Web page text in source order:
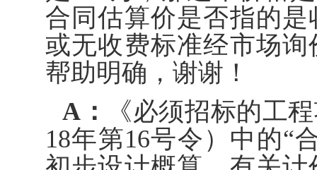
合同估算价是否指的
或无收费标准经市场
帮助明确，谢谢！
A：
《必须招标的工
18年第16号令）中的“